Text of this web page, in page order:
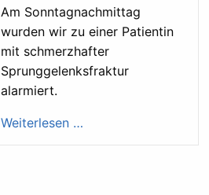
Am Sonntagnachmittag
wurden wir zu einer Patientin
mit schmerzhafter
Sprunggelenksfraktur
alarmiert.
Weiterlesen …